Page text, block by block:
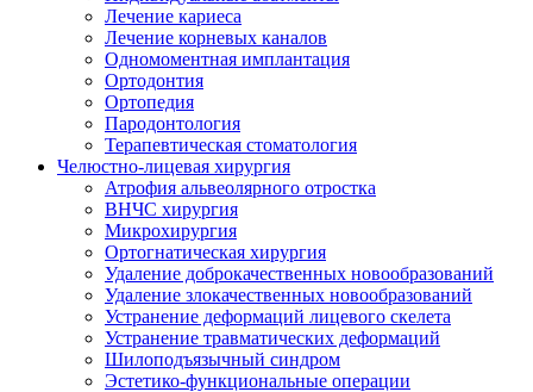
Лечение кариеса
Лечение корневых каналов
Одномоментная имплантация
Ортодонтия
Ортопедия
Пародонтология
Терапевтическая стоматология
Челюстно-лицевая хирургия
Атрофия альвеолярного отростка
ВНЧС хирургия
Микрохирургия
Ортогнатическая хирургия
Удаление доброкачественных новообразований
Удаление злокачественных новообразований
Устранение деформаций лицевого скелета
Устранение травматических деформаций
Шилоподъязычный синдром
Эстетико-функциональные операции